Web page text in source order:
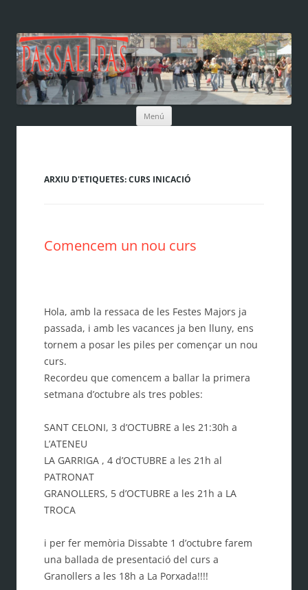
Menú
contingut
ARXIU D'ETIQUETES:CURS INICACIÓ
Comencem un nou curs
Hola, amb la ressaca de les Festes Majors ja
passada, i amb les vacances ja ben lluny, ens
tornem a posar les piles per començar un nou
curs.
Recordeu que comencem a ballar la primera
setmana d’octubre als tres pobles:
SANT CELONI, 3 d’OCTUBRE a les 21:30h a
L’ATENEU
LA GARRIGA , 4 d’OCTUBRE a les 21h al
PATRONAT
GRANOLLERS, 5 d’OCTUBRE a les 21h a LA
TROCA
i per fer memòria Dissabte 1 d’octubre farem
una ballada de presentació del curs a
Granollers a les 18h a La Porxada!!!!